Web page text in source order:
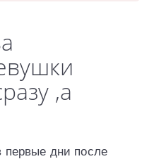
,а
дни после